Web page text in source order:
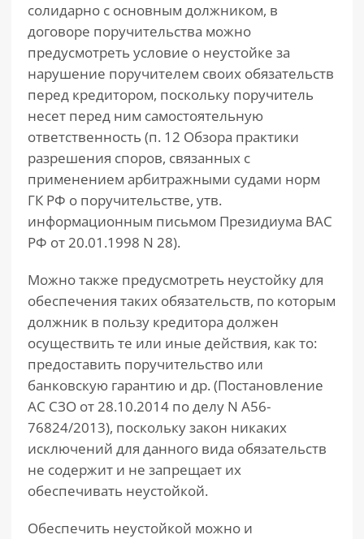
солидарно с основным должником, в
договоре поручительства можно
предусмотреть условие о неустойке за
нарушение поручителем своих обязательств
перед кредитором, поскольку поручитель
несет перед ним самостоятельную
ответственность (п. 12 Обзора практики
разрешения споров, связанных с
применением арбитражными судами норм
ГК РФ о поручительстве, утв.
информационным письмом Президиума ВАС
РФ от 20.01.1998 N 28).
Можно также предусмотреть неустойку для
обеспечения таких обязательств, по которым
должник в пользу кредитора должен
осуществить те или иные действия, как то:
предоставить поручительство или
банковскую гарантию и др. (Постановление
АС СЗО от 28.10.2014 по делу N А56-
76824/2013), поскольку закон никаких
исключений для данного вида обязательств
не содержит и не запрещает их
обеспечивать неустойкой.
Обеспечить неустойкой можно и